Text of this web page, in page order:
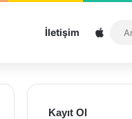
İletişim
Kayıt Ol